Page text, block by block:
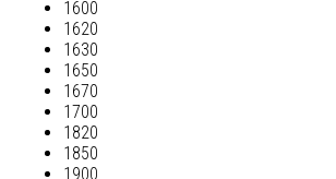
1600
1620
1630
1650
1670
1700
1820
1850
1900